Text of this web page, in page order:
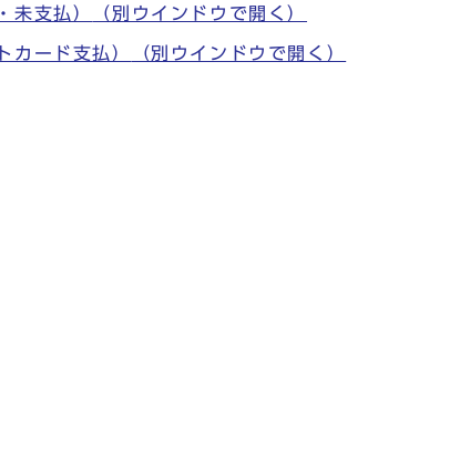
未支払） （別ウインドウで開く）
カード支払） （別ウインドウで開く）